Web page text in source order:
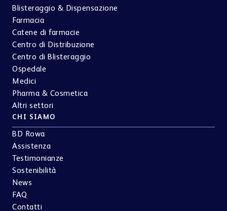
Blisteraggio & Dispensazione
Farmacia
Catene di farmacie
Centro di Distribuzione
Centro di Blisteraggio
Ospedale
Medici
Pharma & Cosmetica
Altri settori
CHI SIAMO
BD Rowa
Assistenza
Testimonianze
Sostenibilità
News
FAQ
Contatti